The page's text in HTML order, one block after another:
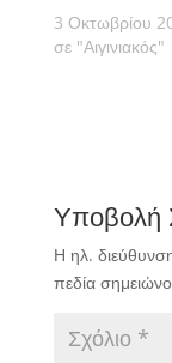
3 Οκτωβρίου
σε "Αιγινιακός"
Υποβολή
Η ηλ.
πεδία